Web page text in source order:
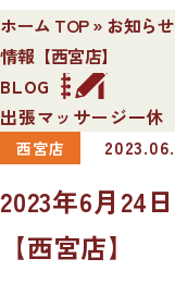
ホーム TOP» お知ら
情報【西宮店】
BLOG
出張マッサージ一休
西宮店
2023年6月24
【西宮店】